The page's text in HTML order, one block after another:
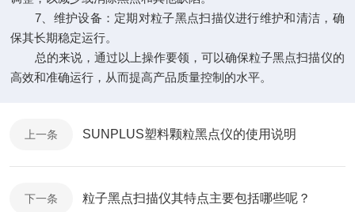
7、维护设备：定期对粒子黑点扫描仪进行维护和清洁，确
保其长期稳定运行。
总的来说，通过以上操作要领，可以确保粒子黑点扫描仪的
高效和准确运行，从而提高产品质量控制的水平。
上一条 SUNPLUS塑料颗粒黑点仪的使用说明
下一条 粒子黑点扫描仪其特点主要包括哪些呢？